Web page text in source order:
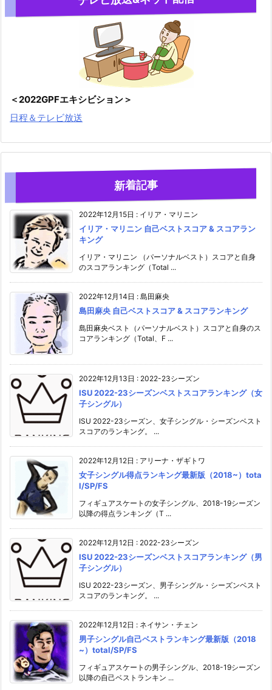
＜2022GPFエキシビション＞
日程＆テレビ放送
新着記事
2022年12月15日 : イリア・マリニン
イリア・マリニン 自己ベストスコア & スコアラン
キング
イリア・マリニン （パーソナルベスト）スコアと自身
のスコアランキング（Total ...
2022年12月14日 : 島田麻央
島田麻央 自己ベストスコア & スコアランキング
島田麻央ベスト（パーソナルベスト）スコアと自身のス
コアランキング（Total、F ...
2022年12月13日 : 2022-23シーズン
ISU 2022-23シーズンベストスコアランキング（女
子シングル）
ISU 2022-23シーズン、女子シングル・シーズンベスト
スコアのランキング。 ...
2022年12月12日 : アリーナ・ザギトワ
女子シングル得点ランキング最新版（2018~）tota
l/SP/FS
フィギュアスケートの女子シングル、2018-19シーズン
以降の得点ランキング（T ...
2022年12月12日 : 2022-23シーズン
ISU 2022-23シーズンベストスコアランキング（男
子シングル）
ISU 2022-23シーズン、男子シングル・シーズンベスト
スコアのランキング。 ...
2022年12月12日 : ネイサン・チェン
男子シングル自己ベストランキング最新版（2018
~）total/SP/FS
フィギュアスケートの男子シングル、2018-19シーズン
以降の自己ベストランキン ...